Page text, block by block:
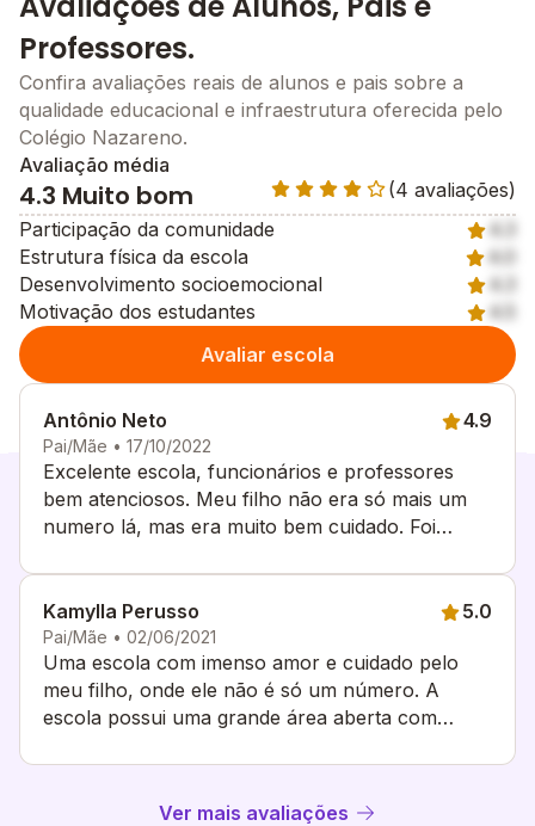
Professores.
Confira avaliações reais de alunos e pais sobre a
qualidade educacional e infraestrutura oferecida pelo
Colégio Nazareno.
Avaliação média
4.3 Muito bom
(4 avaliações)
Participação da comunidade
4.3
Estrutura física da escola
4.0
Desenvolvimento socioemocional
4.3
Motivação dos estudantes
4.5
Avaliar escola
Antônio Neto
Pai/Mãe • 17/10/2022
4.9
Excelente escola, funcionários e professores
bem atenciosos. Meu filho não era só mais um
numero lá, mas era muito bem cuidado. Foi
entrou lá.
Kamylla Perusso
Pai/Mãe • 02/06/2021
5.0
Uma escola com imenso amor e cuidado pelo
meu filho, onde ele não é só um número. A
escola possui uma grande área aberta com
sala de aula.
Ver mais avaliações